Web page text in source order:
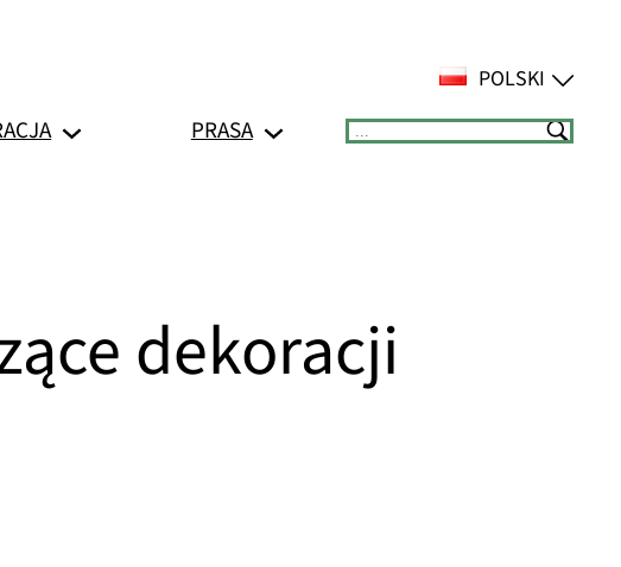
POLSKI
PRASA Suchen
dekoracji